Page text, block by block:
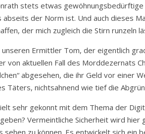
stets etwas
der Norm ist. Und auch dieses
der mich zugleich die Stirn runzeln
Ermittler Tom, der eigentlich
von aktuellen Fall des Morddezernats
abgesehen, die ihr Geld vor einer
Täters, nichtsahnend wie tief die
sehr gekonnt mit dem Thema der
Vermeintliche Sicherheit wird